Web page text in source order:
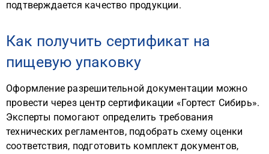
подтверждается качество продукции.
Как получить сертификат на
пищевую упаковку
Оформление разрешительной документации можно
провести через центр сертификации «Гортест Сибирь».
Эксперты помогают определить требования
технических регламентов, подобрать схему оценки
соответствия, подготовить комплект документов,